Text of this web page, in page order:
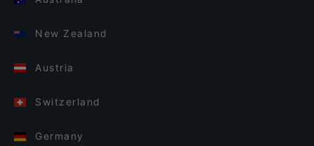
New Zealand
Austria
Switzerland
Germany